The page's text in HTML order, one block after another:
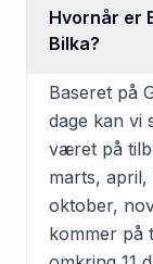
Hvornår er
Bilka?
Baseret på
dage kan vi
været på
marts, april,
oktober,
kommer på